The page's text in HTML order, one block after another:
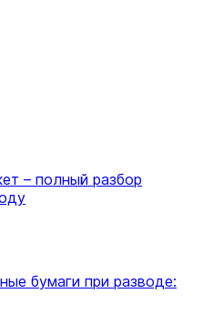
– полный разбор
бумаги при разводе: